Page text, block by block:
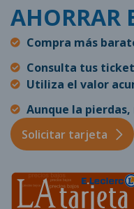
AHORRAR
Compra más
Consulta tus
Utiliza el valor
Aunque la
Solicitar tarjeta